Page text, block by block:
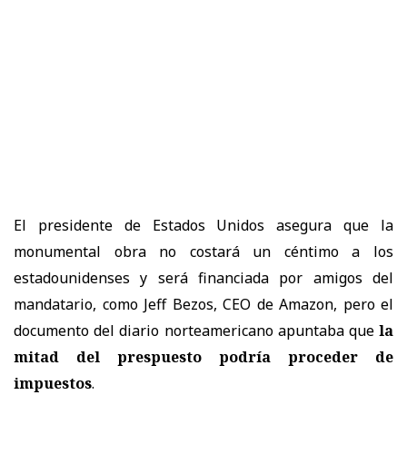
El presidente de Estados Unidos asegura que la
monumental obra no costará un céntimo a los
estadounidenses y será financiada por amigos del
mandatario, como Jeff Bezos, CEO de Amazon, pero el
documento del diario norteamericano apuntaba que la
mitad del prespuesto podría proceder de
impuestos.